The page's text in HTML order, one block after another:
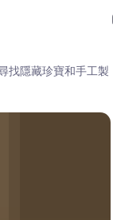
找隱藏珍寶和手工製